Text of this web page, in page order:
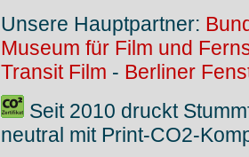
Unsere Hauptpartner:
Museum für Film und
Transit Film - Berliner
Seit 2010 druckt
neutral mit Print-CO2-